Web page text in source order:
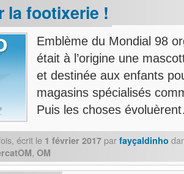
la footixerie !
Emblème du Mondial 98
était à l’origine une
et destinée aux enfants
magasins spécialisés
Puis les choses
écrit le 1 février 2017 par fayçaldinho
, OM